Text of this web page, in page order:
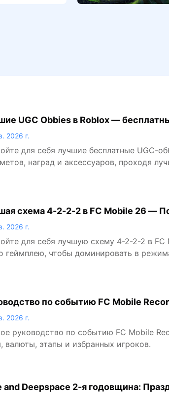
UGC Obbies в Roblox —
2026 г.
для себя лучшие бесплатные UGC-
наград и аксессуаров, проходя
схема 4-2-2-2 в FC Mobile 26 —
2026 г.
для себя лучшую схему 4-2-2-2 в
геймплею, чтобы доминировать в
по событию FC Mobile
2026 г.
руководство по событию FC Mobile
валюты, этапы и избранных игроков.
and Deepspace 2-я годовщина: